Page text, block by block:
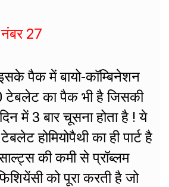
नंबर 27
पैक में बायो-कॉम्बिनेशन
टेबलेट का पैक भी है जिसकी
में 3 बार चूसना होता है ! ये
होमियोपैथी का ही पार्ट है
की कमी से प्रॉब्लम
को पूरा करती है जो